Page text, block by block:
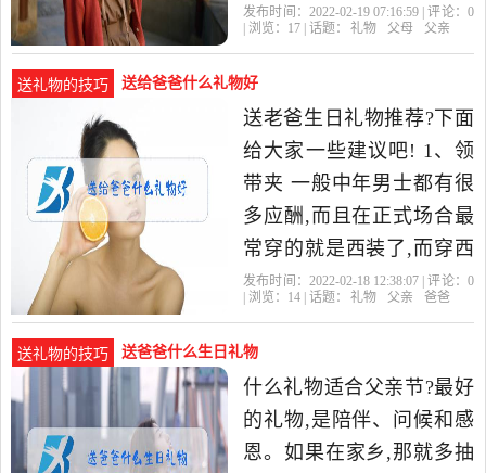
福,一声问候,也能够让父亲
他。
发布时间：2022-02-19 07:16:59 | 评论： 0
| 浏览： 17 | 话题： 礼物 父母 父亲
送礼物的技巧 送给爸爸什么礼物好
送老爸生日礼物推荐?下面
给大家一些建议吧! 1、领
带夹 一般中年男士都有很
多应酬,而且在正式场合最
常穿的就是西装了,而穿西
装扎得领带有时候经常不
发布时间：2022-02-18 12:38:07 | 评论： 0
| 浏览： 14 | 话题： 礼物 父亲 爸爸
送礼物的技巧 送爸爸什么生日礼物
什么礼物适合父亲节?最好
的礼物,是陪伴、问候和感
恩。如果在家乡,那就多抽